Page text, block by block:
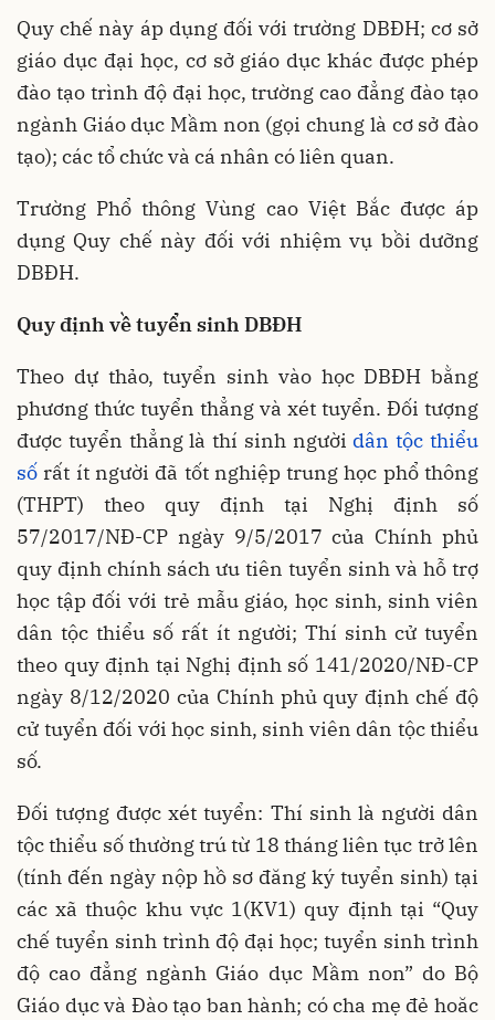
Quy chế này áp dụng đối với trường DBĐH; cơ sở
giáo dục đại học, cơ sở giáo dục khác được phép
đào tạo trình độ đại học, trường cao đẳng đào tạo
ngành Giáo dục Mầm non (gọi chung là cơ sở đào
tạo); các tổ chức và cá nhân có liên quan.
Trường Phổ thông Vùng cao Việt Bắc được áp
dụng Quy chế này đối với nhiệm vụ bồi dưỡng
DBĐH.
Quy định về tuyển sinh DBĐH
Theo dự thảo, tuyển sinh vào học DBĐH bằng
phương thức tuyển thẳng và xét tuyển. Đối tượng
được tuyển thẳng là thí sinh người dân tộc thiểu
số rất ít người đã tốt nghiệp trung học phổ thông
(THPT) theo quy định tại Nghị định số
57/2017/NĐ-CP ngày 9/5/2017 của Chính phủ
quy định chính sách ưu tiên tuyển sinh và hỗ trợ
học tập đối với trẻ mẫu giáo, học sinh, sinh viên
dân tộc thiểu số rất ít người; Thí sinh cử tuyển
theo quy định tại Nghị định số 141/2020/NĐ-CP
ngày 8/12/2020 của Chính phủ quy định chế độ
cử tuyển đối với học sinh, sinh viên dân tộc thiểu
số.
Đối tượng được xét tuyển: Thí sinh là người dân
tộc thiểu số thường trú từ 18 tháng liên tục trở lên
(tính đến ngày nộp hồ sơ đăng ký tuyển sinh) tại
các xã thuộc khu vực 1(KV1) quy định tại “Quy
chế tuyển sinh trình độ đại học; tuyển sinh trình
độ cao đẳng ngành Giáo dục Mầm non” do Bộ
Giáo dục và Đào tạo ban hành; có cha mẹ đẻ hoăc